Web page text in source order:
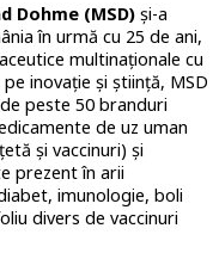
Dohme (MSD)și-a
în urmă cu 25 de ani,
multinaţionale cu
inovaţie şi ştiinţă, MSD
peste 50 branduri
de uz uman
şi vaccinuri) şi
prezent în arii
imunologie, boli
divers de vaccinuri